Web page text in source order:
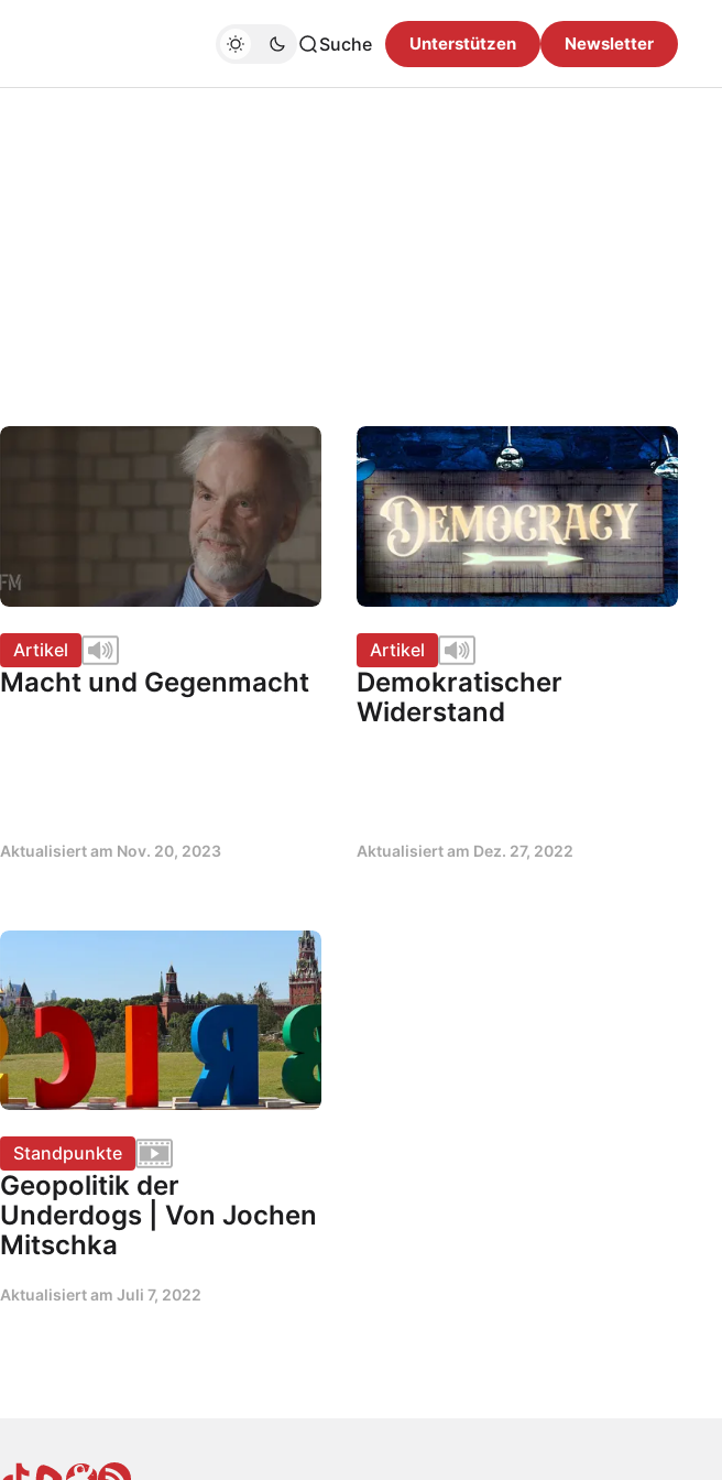
Suche Unterstützen Newsletter
Artikel
Macht und Gegenmacht
Aktualisiert am Nov. 20, 2023
Artikel
Demokratischer
Widerstand
Aktualisiert am Dez. 27, 2022
Standpunkte
Geopolitik der
Underdogs | Von Jochen
Mitschka
Aktualisiert am Juli 7, 2022